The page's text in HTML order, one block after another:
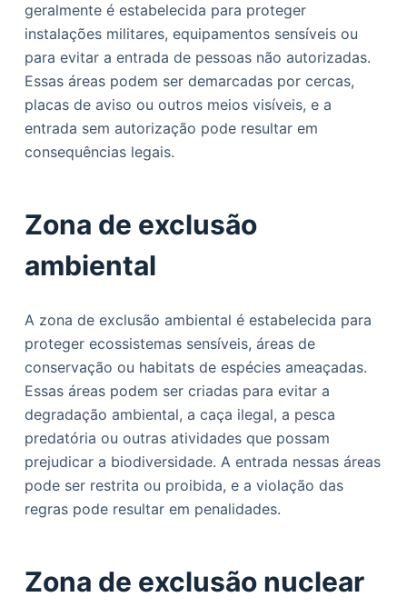
geralmente é estabelecida para proteger
instalações militares, equipamentos sensíveis ou
para evitar a entrada de pessoas não autorizadas.
Essas áreas podem ser demarcadas por cercas,
placas de aviso ou outros meios visíveis, e a
entrada sem autorização pode resultar em
consequências legais.
Zona de exclusão
ambiental
A zona de exclusão ambiental é estabelecida para
proteger ecossistemas sensíveis, áreas de
conservação ou habitats de espécies ameaçadas.
Essas áreas podem ser criadas para evitar a
degradação ambiental, a caça ilegal, a pesca
predatória ou outras atividades que possam
prejudicar a biodiversidade. A entrada nessas áreas
pode ser restrita ou proibida, e a violação das
regras pode resultar em penalidades.
Zona de exclusão nuclear